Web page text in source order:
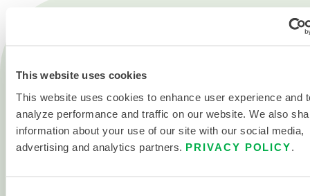
This website uses cookies
This website uses cookies to enhance user experience and
analyze performance and traffic on our website. We also
information about your use of our site with our social media,
advertising and analytics partners. PRIVACY POLICY
Feu
Produits chimiques
Salle blanche
Tous les produits